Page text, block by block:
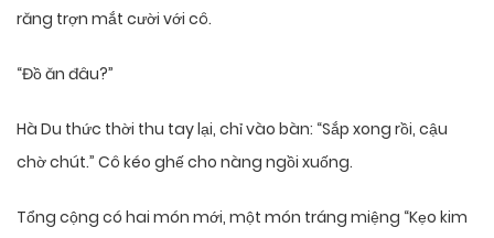
răng trợn mắt cười với cô.
“Đồ ăn đâu?”
Hà Du thức thời thu tay lại, chỉ vào bàn: “Sắp xong rồi, cậu
chờ chút.” Cô kéo ghế cho nàng ngồi xuống.
Tổng cộng có hai món mới, một món tráng miệng “Kẹo kim